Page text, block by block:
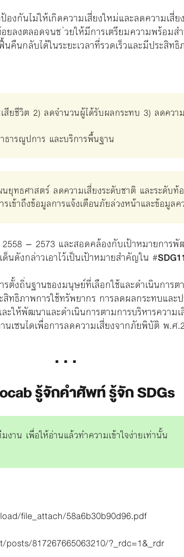
งกันไม่ให้เกิดความเสี่ยงใหม่และลดความเสี่
ลงตลอดจนช ่วยให้มีการเตรียมความพร้อมส
นกลับได้ในระยะเวลาที่รวดเร็วและมีประสิท
ยชีวิต 2) ลดจำนวนผู้ได้รับผลกระทบ 3) ลดควา
ารณูปการ และบริการพื้นฐาน
ทธศาสตร์ ลดความเสี่ยงระดับชาติ และระดับท้
เข้าถึงข้อมูลการแจ้งเตือนภัยล่วงหน้าและข้อมูลค
– 2573 และสอดคล้องกับเป้าหมายการพั
นดังกล่าวเอาไว้เป็นเป้าหมายสำคัญใน #
ตั้งถิ่นฐานของมนุษย์ที่เลือกใช้และดำเนินการ
ทธิภาพการใช้ทรัพยากร การลดผลกระทบและ
ห้พัฒนาและดำเนินการตามการบริหารความ
เซนไดเพื่อการลดความเสี่ยงจากภัยพิบัติ พ.ศ
. . .
รู้จักคำศัพท์ รู้จัก SDGs
าน เพื่อให้อ่านแล้วทำความเข้าใจง่ายเท่านั้น
file_attach/58a6b30b90d96.pdf
817267665063210/?_rdc=1&_rdr